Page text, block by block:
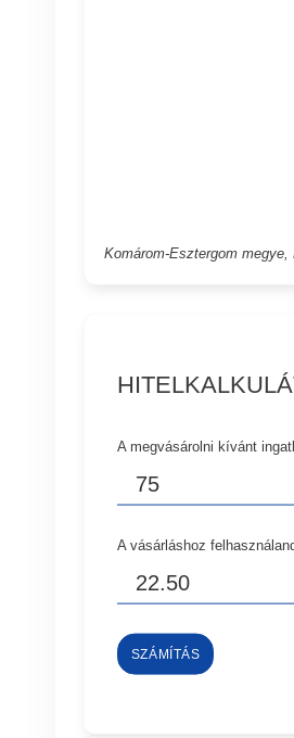
Komárom-Esztergom
A megvásárolni kívánt
A vásárláshoz
SZÁMÍTÁS